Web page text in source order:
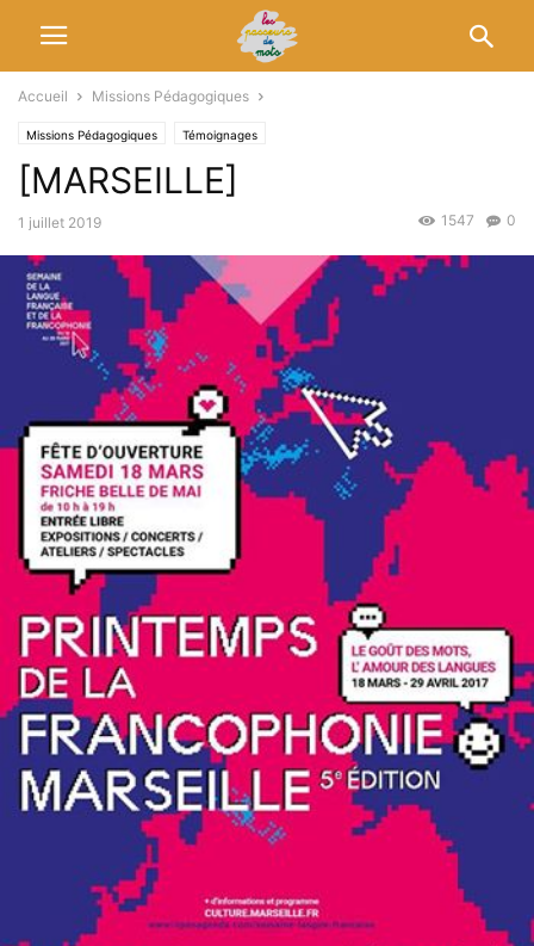
Accueil Missions Pédagogiques
Missions Pédagogiques Témoignages
[MARSEILLE]
1 juillet 2019 0
1547